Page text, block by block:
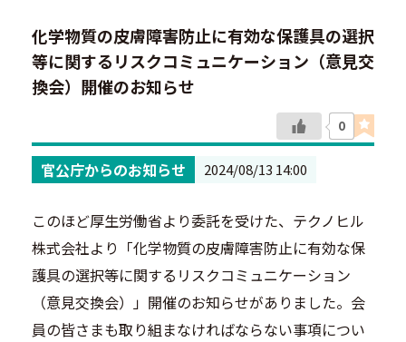
化学物質の皮膚障害防止に有効な保護具の選択
等に関するリスクコミュニケーション（意見交
換会）開催のお知らせ
0
官公庁からのお知らせ 2024/08/13 14:00
このほど厚生労働省より委託を受けた、テクノヒル
株式会社より「化学物質の皮膚障害防止に有効な保
護具の選択等に関するリスクコミュニケーション
（意見交換会）」開催のお知らせがありました。会
員の皆さまも取り組まなければならない事項につい